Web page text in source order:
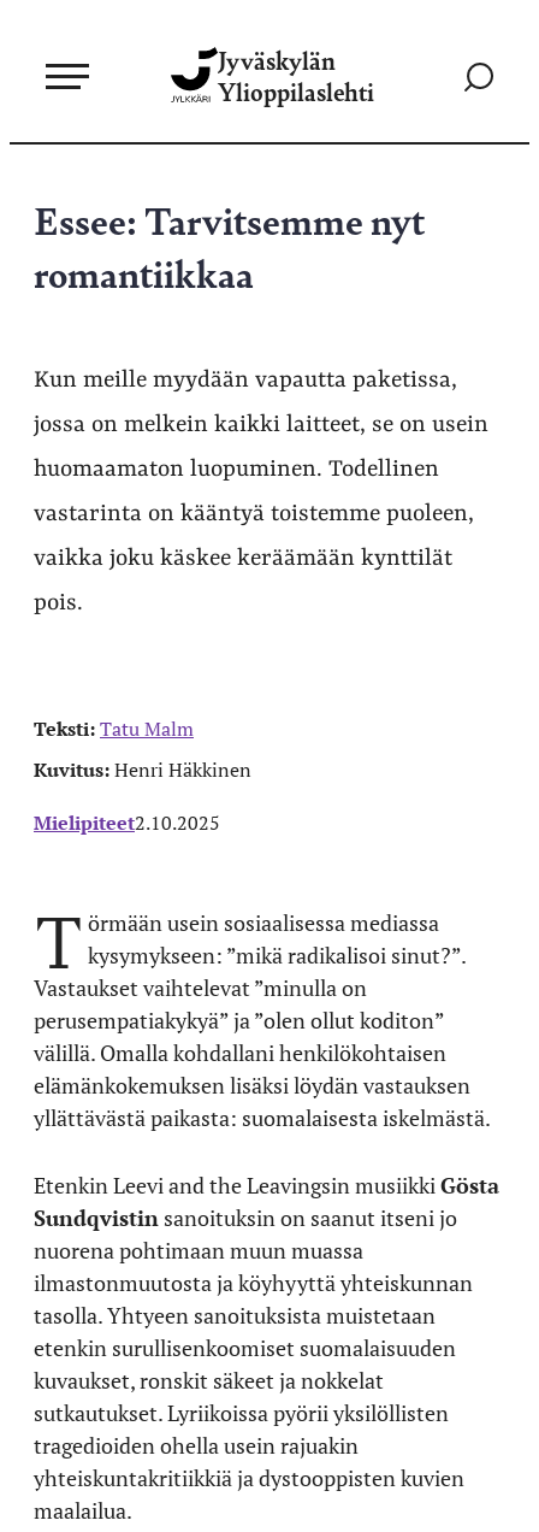
sisältöön
Jyväskylän
Ylioppilaslehti
Siirry
Essee: Tarvitsemme nyt
romantiikkaa
Kun meille myydään vapautta paketissa,
jossa on melkein kaikki laitteet, se on usein
huomaamaton luopuminen. Todellinen
vastarinta on kääntyä toistemme puoleen,
vaikka joku käskee keräämään kynttilät
pois.
Teksti:Tatu Malm
Kuvitus:Henri Häkkinen
Mielipiteet2.10.2025
T örmään usein sosiaalisessa mediassa
kysymykseen: ”mikä radikalisoi sinut?”.
Vastaukset vaihtelevat ”minulla on
perusempatiakykyä” ja ”olen ollut koditon”
välillä. Omalla kohdallani henkilökohtaisen
elämänkokemuksen lisäksi löydän vastauksen
yllättävästä paikasta: suomalaisesta iskelmästä.
Etenkin Leevi and the Leavingsin musiikkiGösta
Sundqvistin sanoituksin on saanut itseni jo
nuorena pohtimaan muun muassa
ilmastonmuutosta ja köyhyyttä yhteiskunnan
tasolla. Yhtyeen sanoituksista muistetaan
etenkin surullisenkoomiset suomalaisuuden
kuvaukset, ronskit säkeet ja nokkelat
sutkautukset. Lyriikoissa pyörii yksilöllisten
tragedioiden ohella usein rajuakin
yhteiskuntakritiikkiä ja dystooppisten kuvien
maalailua.